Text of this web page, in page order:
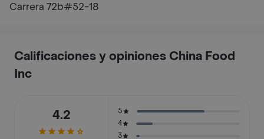
Carrera 72b#52-18
Calificaciones y opiniones China Food
Inc
4.2
5
4
3